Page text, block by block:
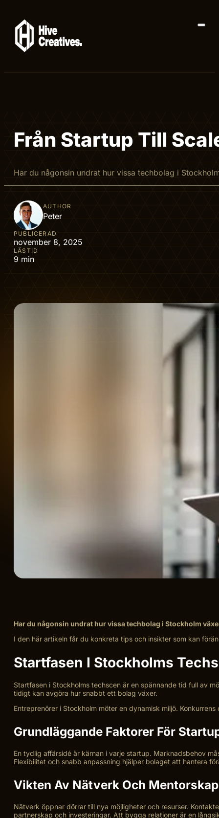
Från Startup Till
Har du någonsin undrat hur vissa techbolag i
AUTHOR
Peter
PUBLICERAD
november 8, 2025
LÄSTID
9 min
Har du någonsin undrat hur vissa techbolag i Stockholm
I den här artikeln får du konkreta tips och insikter som kan
Startfasen I Stockholms
Startfasen i Stockholms techscen är en spännande tid full av
tidigt kan avgöra hur snabbt ett bolag växer.
Entreprenörer i Stockholm möter en dynamisk miljö.
Grundläggande Faktorer För
En tydlig affärsidé är kärnan i varje startup. Marknadsbehov
Flexibilitet och snabb anpassning hjälper bolaget att hantera
Vikten Av Nätverk Och Mentorskap
Nätverk öppnar dörrar till nya möjligheter och resurser.
partnerskap och investeringar. Att bygga relationer är en